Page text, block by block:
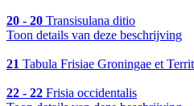
20 - 20 Transisulana ditio
Toon details van deze beschrijving
21 Tabula Frisiae Groningae et
22 - 22 Frisia occidentalis